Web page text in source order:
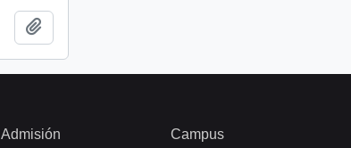
Admisión Campus